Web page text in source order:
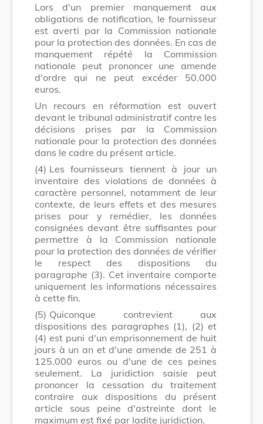
Lors d'un premier manquement aux
obligations de notification, le fournisseur
est averti par la Commission nationale
pour la protection des données. En cas de
manquement répété la Commission
nationale peut prononcer une amende
d'ordre qui ne peut excéder 50.000
euros.
Un recours en réformation est ouvert
devant le tribunal administratif contre les
décisions prises par la Commission
nationale pour la protection des données
dans le cadre du présent article.
(4) Les fournisseurs tiennent à jour un
inventaire des violations de données à
caractère personnel, notamment de leur
contexte, de leurs effets et des mesures
prises pour y remédier, les données
consignées devant être suffisantes pour
permettre à la Commission nationale
pour la protection des données de vérifier
le respect des dispositions du
paragraphe (3). Cet inventaire comporte
uniquement les informations nécessaires
à cette fin.
(5) Quiconque contrevient aux
dispositions des paragraphes (1), (2) et
(4) est puni d'un emprisonnement de huit
jours à un an et d'une amende de 251 à
125.000 euros ou d'une de ces peines
seulement. La juridiction saisie peut
prononcer la cessation du traitement
contraire aux dispositions du présent
article sous peine d'astreinte dont le
maximum est fixé par ladite juridiction.